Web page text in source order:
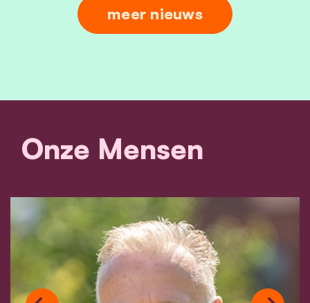
meer nieuws
Onze Mensen